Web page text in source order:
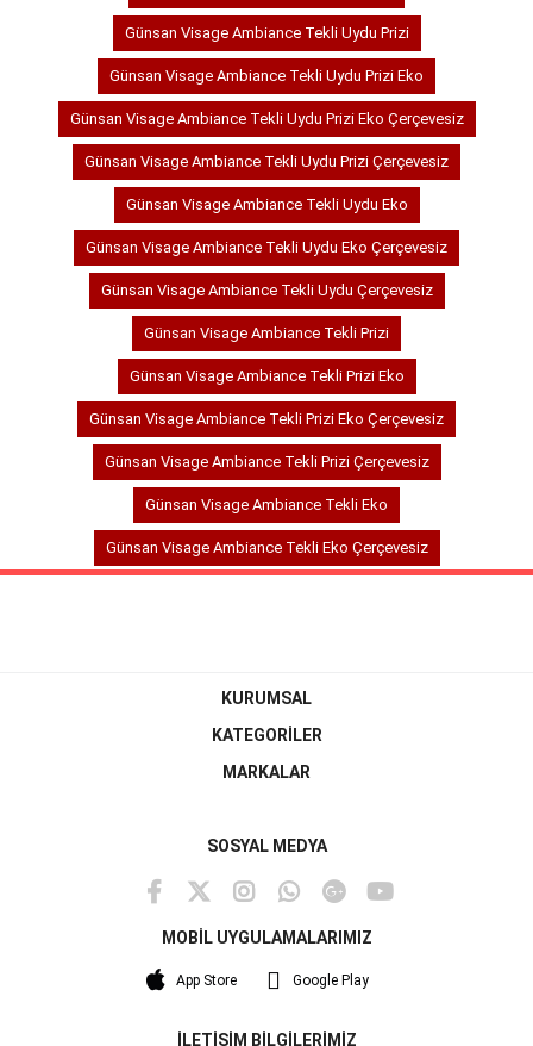
Günsan Visage Ambiance Tekli Uydu Prizi
Günsan Visage Ambiance Tekli Uydu Prizi Eko
Günsan Visage Ambiance Tekli Uydu Prizi Eko Çerçevesiz
Günsan Visage Ambiance Tekli Uydu Prizi Çerçevesiz
Günsan Visage Ambiance Tekli Uydu Eko
Günsan Visage Ambiance Tekli Uydu Eko Çerçevesiz
Günsan Visage Ambiance Tekli Uydu Çerçevesiz
Günsan Visage Ambiance Tekli Prizi
Günsan Visage Ambiance Tekli Prizi Eko
Günsan Visage Ambiance Tekli Prizi Eko Çerçevesiz
Günsan Visage Ambiance Tekli Prizi Çerçevesiz
Günsan Visage Ambiance Tekli Eko
Günsan Visage Ambiance Tekli Eko Çerçevesiz
KURUMSAL
KATEGORİLER
MARKALAR
SOSYAL MEDYA
MOBİL UYGULAMALARIMIZ
App Store Google Play
İLETİŞİM BİLGİLERİMİZ